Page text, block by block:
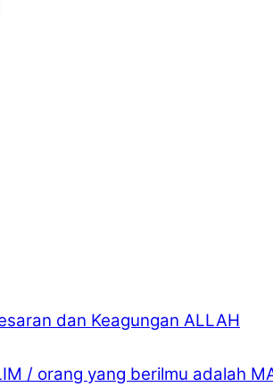
dan Keagungan ALLAH
/ orang yang berilmu adalah